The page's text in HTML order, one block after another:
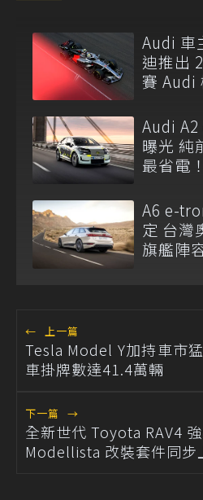
Audi 車
迪推出
賽 Audi
Audi
曝光 純
最省電！
A6 e-
定 台灣
旗艦陣
← 上一篇
Tesla Model Y加持車市
車掛牌數達41.4萬輛
下一篇 →
全新世代 Toyota RAV4
Modellista 改裝套件同步